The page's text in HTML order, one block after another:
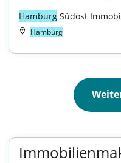
Hamburg Südost
Hamburg